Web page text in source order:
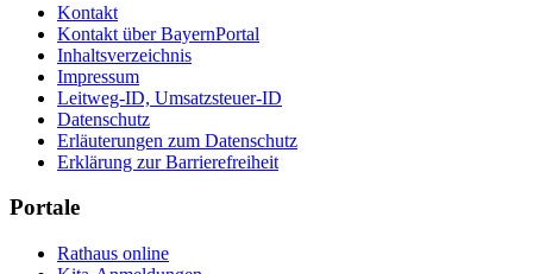
Kontakt
Kontakt über BayernPortal
Inhaltsverzeichnis
Impressum
Leitweg-ID, Umsatzsteuer-ID
Datenschutz
Erläuterungen zum Datenschutz
Erklärung zur Barrierefreiheit
Portale
Rathaus online